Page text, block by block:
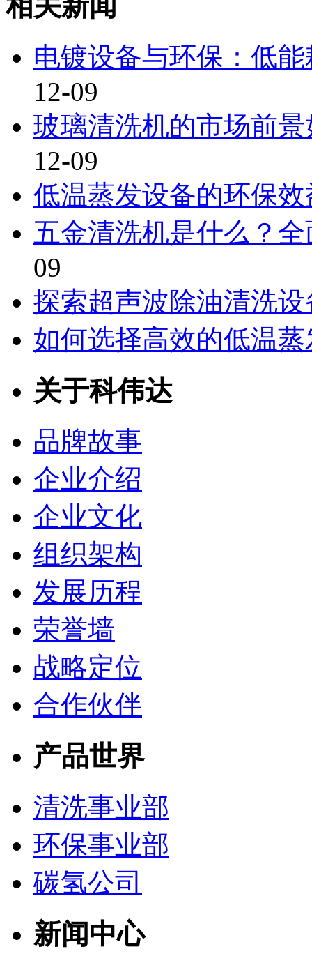
电镀设备与环保：低
12-09
玻璃清洗机的市场前
12-09
低温蒸发设备的环保
五金清洗机是什么？
09
探索超声波除油清洗
如何选择高效的低温
关于科伟达
品牌故事
企业介绍
企业文化
组织架构
发展历程
荣誉墙
战略定位
合作伙伴
产品世界
清洗事业部
环保事业部
碳氢公司
新闻中心